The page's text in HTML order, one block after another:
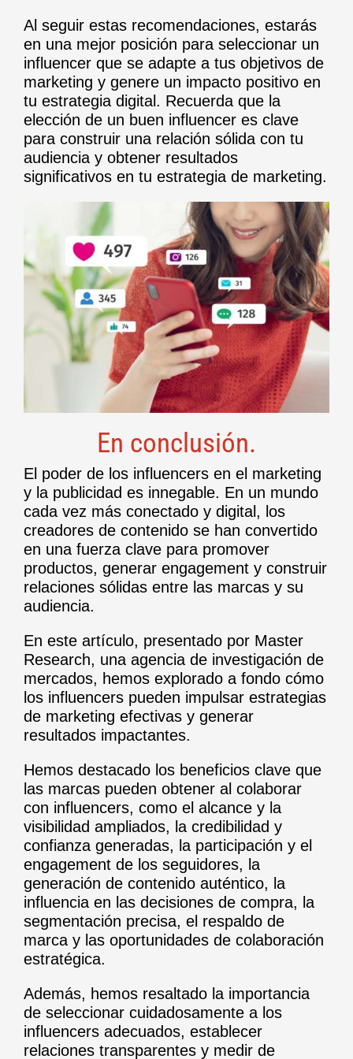
Al seguir estas recomendaciones, estarás
en una mejor posición para seleccionar un
influencer que se adapte a tus objetivos de
marketing y genere un impacto positivo en
tu estrategia digital. Recuerda que la
elección de un buen influencer es clave
para construir una relación sólida con tu
audiencia y obtener resultados
significativos en tu estrategia de marketing.
En conclusión.
El poder de los influencers en el marketing
y la publicidad es innegable. En un mundo
cada vez más conectado y digital, los
creadores de contenido se han convertido
en una fuerza clave para promover
productos, generar engagement y construir
relaciones sólidas entre las marcas y su
audiencia.
En este artículo, presentado por Master
Research, una agencia de investigación de
mercados, hemos explorado a fondo cómo
los influencers pueden impulsar estrategias
de marketing efectivas y generar
resultados impactantes.
Hemos destacado los beneficios clave que
las marcas pueden obtener al colaborar
con influencers, como el alcance y la
visibilidad ampliados, la credibilidad y
confianza generadas, la participación y el
engagement de los seguidores, la
generación de contenido auténtico, la
influencia en las decisiones de compra, la
segmentación precisa, el respaldo de
marca y las oportunidades de colaboración
estratégica.
Además, hemos resaltado la importancia
de seleccionar cuidadosamente a los
influencers adecuados, establecer
relaciones transparentes y medir de